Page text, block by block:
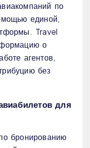
по
единой,
Travel
о
агентов,
без
для
бронированию